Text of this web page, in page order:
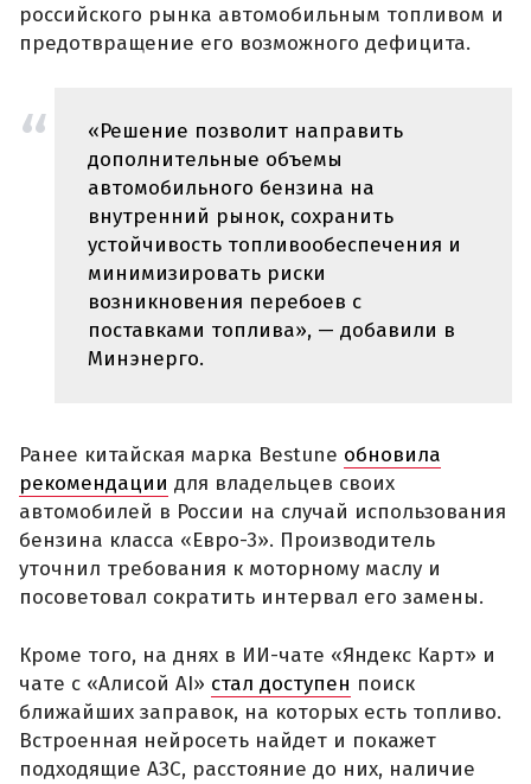
российского рынка автомобильным топливом и
предотвращение его возможного дефицита.
«Решение позволит направить
дополнительные объемы
автомобильного бензина на
внутренний рынок, сохранить
устойчивость топливообеспечения и
минимизировать риски
возникновения перебоев с
поставками топлива», — добавили в
Минэнерго.
Ранее китайская марка Bestune обновила
рекомендации для владельцев своих
автомобилей в России на случай использования
бензина класса «Евро-3». Производитель
уточнил требования к моторному маслу и
посоветовал сократить интервал его замены.
Кроме того, на днях в ИИ-чате «Яндекс Карт» и
чате с «Алисой AI» стал доступен поиск
ближайших заправок, на которых есть топливо.
Встроенная нейросеть найдет и покажет
подходящие АЗС, расстояние до них, наличие